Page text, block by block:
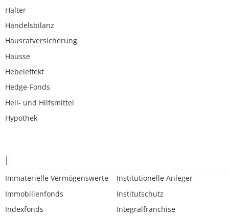
Halter
Handelsbilanz
Hausratversicherung
Hausse
Hebeleffekt
Hedge-Fonds
Heil- und Hilfsmittel
Hypothek
I
Immaterielle Vermögenswerte
Immobilienfonds
Indexfonds
Institutionelle Anleger
Institutschutz
Integralfranchise